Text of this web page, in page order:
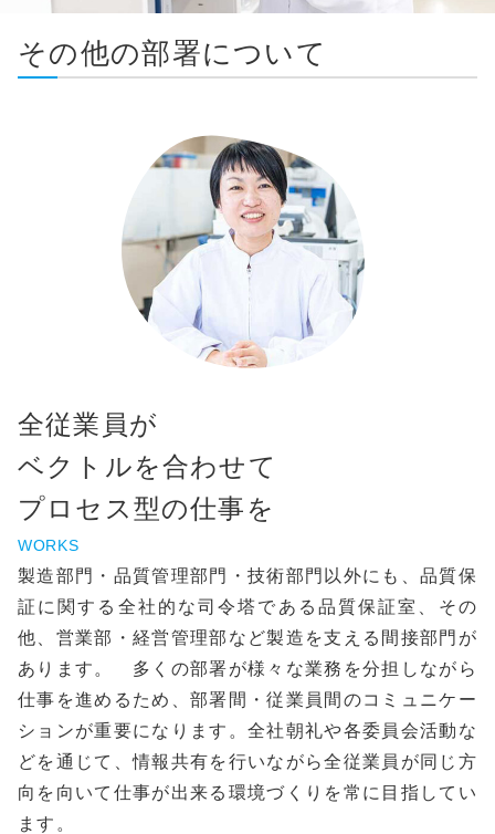
その他の部署について
全従業員が
ベクトルを合わせて
プロセス型の仕事を
WORKS
製造部門・品質管理部門・技術部門以外にも、品質保
証に関する全社的な司令塔である品質保証室、その
他、営業部・経営管理部など製造を支える間接部門が
あります。 多くの部署が様々な業務を分担しながら
仕事を進めるため、部署間・従業員間のコミュニケー
ションが重要になります。全社朝礼や各委員会活動な
どを通じて、情報共有を行いながら全従業員が同じ方
向を向いて仕事が出来る環境づくりを常に目指してい
ます。